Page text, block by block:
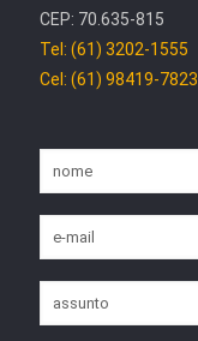
CEP: 70.635-815
Tel: (61) 3202-1555
Cel: (61) 98419-7823